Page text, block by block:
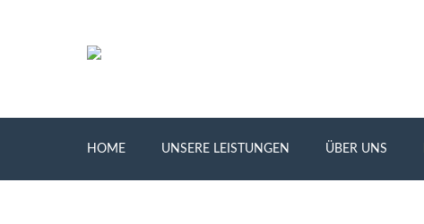
HOME UNSERE LEISTUNGEN ÜBER UNS